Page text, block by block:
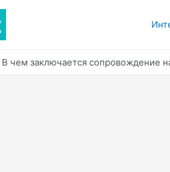
В чем заключается сопровождение